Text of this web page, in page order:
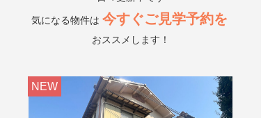
気になる物件は 今すぐご見学予約を
おススメします！
NEW